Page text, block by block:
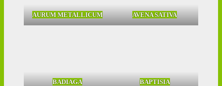
AURUM METALLICUM AVENA SATIVA
BADIAGA BAPTISIA